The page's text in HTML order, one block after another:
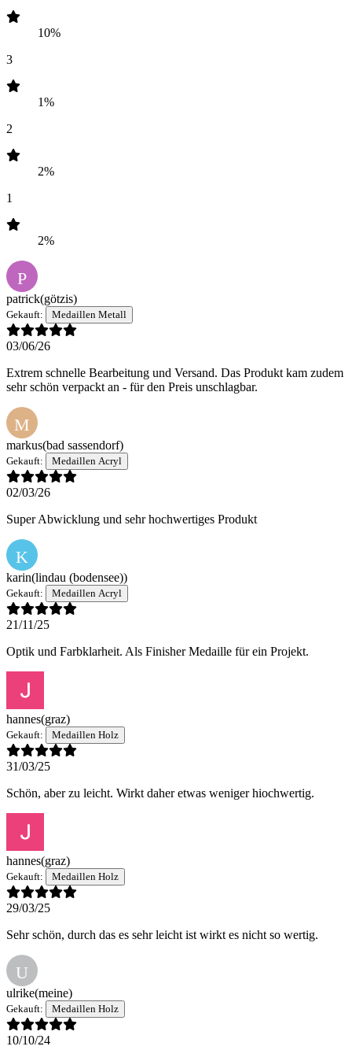
10%
3
1%
2
2%
1
2%
P
patrick(götzis)
Gekauft: Medaillen Metall
03/06/26
Extrem schnelle Bearbeitung und Versand. Das Produkt kam zudem
sehr schön verpackt an - für den Preis unschlagbar.
M
markus(bad sassendorf)
Gekauft: Medaillen Acryl
02/03/26
Super Abwicklung und sehr hochwertiges Produkt
K
karin(lindau (bodensee))
Gekauft: Medaillen Acryl
21/11/25
Optik und Farbklarheit. Als Finisher Medaille für ein Projekt.
hannes(graz)
Gekauft: Medaillen Holz
31/03/25
Schön, aber zu leicht. Wirkt daher etwas weniger hiochwertig.
hannes(graz)
Gekauft: Medaillen Holz
29/03/25
Sehr schön, durch das es sehr leicht ist wirkt es nicht so wertig.
U
ulrike(meine)
Gekauft: Medaillen Holz
10/10/24